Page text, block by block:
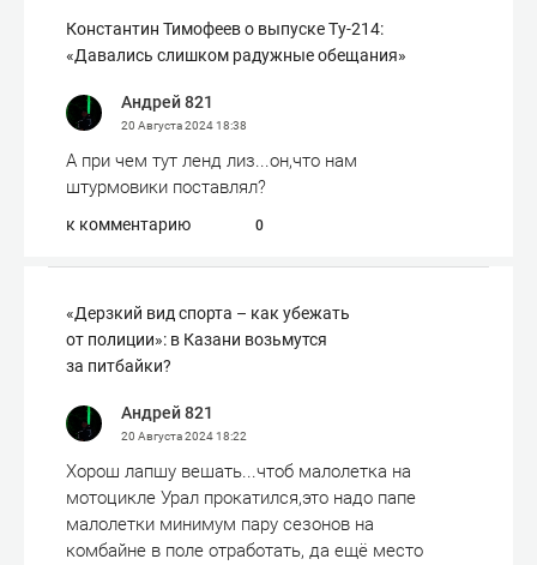
Константин Тимофеев о выпуске Ту-214:
«Давались слишком радужные обещания»
Андрей 821
20 Августа 202418:38
А при чем тут ленд лиз...он,что нам
штурмовики поставлял?
к комментарию 0
«Дерзкий вид спорта – как убежать
от полиции»: в Казани возьмутся
за питбайки?
Андрей 821
20 Августа 202418:22
Хорош лапшу вешать...чтоб малолетка на
мотоцикле Урал прокатился,это надо папе
малолетки минимум пару сезонов на
комбайне в поле отработать, да ещё место